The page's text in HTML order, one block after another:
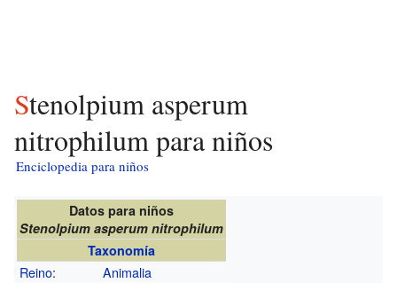
Stenolpium asperum
nitrophilum para niños
Enciclopedia para niños
Datos para niños
Stenolpium asperum nitrophilum
Taxonomía
Reino:
Animalia